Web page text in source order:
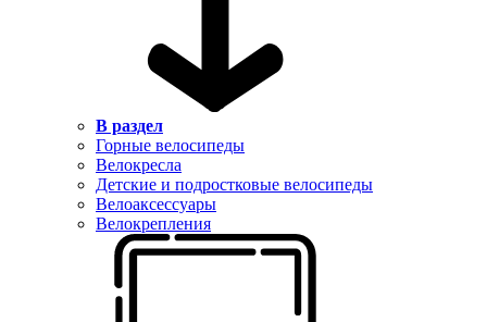
В раздел
Горные велосипеды
Велокресла
Детские и подростковые велосипеды
Велоаксессуары
Велокрепления